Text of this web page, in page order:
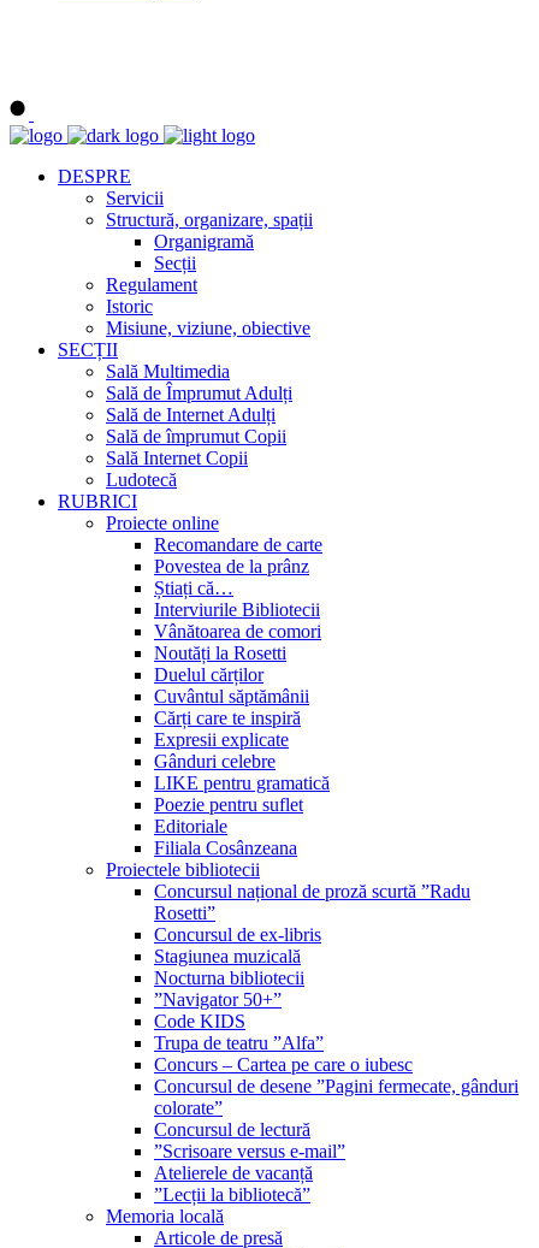
DESPRE
Servicii
Structură, organizare, spații
Organigramă
Secții
Regulament
Istoric
Misiune, viziune, obiective
SECȚII
Sală Multimedia
Sală de Împrumut Adulți
Sală de Internet Adulți
Sală de împrumut Copii
Sală Internet Copii
Ludotecă
RUBRICI
Proiecte online
Recomandare de carte
Povestea de la prânz
Știați că…
Interviurile Bibliotecii
Vânătoarea de comori
Noutăți la Rosetti
Duelul cărților
Cuvântul săptămânii
Cărți care te inspiră
Expresii explicate
Gânduri celebre
LIKE pentru gramatică
Poezie pentru suflet
Editoriale
Filiala Cosânzeana
Proiectele bibliotecii
Concursul național de proză scurtă ”Radu
Rosetti”
Concursul de ex-libris
Stagiunea muzicală
Nocturna bibliotecii
”Navigator 50+”
Code KIDS
Trupa de teatru ”Alfa”
Concurs – Cartea pe care o iubesc
Concursul de desene ”Pagini fermecate, gânduri
colorate”
Concursul de lectură
”Scrisoare versus e-mail”
Atelierele de vacanță
”Lecții la bibliotecă”
Memoria locală
Articole de presă